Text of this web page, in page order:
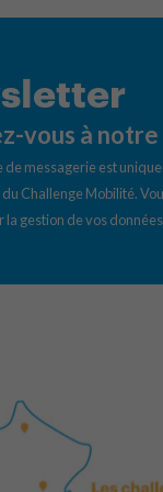
vous à
de messagerie est
Challenge Mobilité.
la gestion de vos